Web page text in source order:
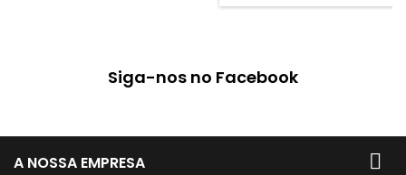
Siga-nos no Facebook
A NOSSA EMPRESA 